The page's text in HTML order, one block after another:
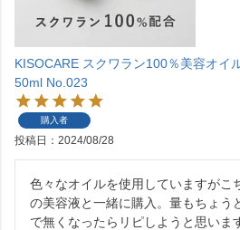
KISOCARE スクワラン100％美容オイ
50ml No.023
購入者
投稿日 2024/08/28
色々なオイルを使用していますがこ
の美容液と一緒に購入。量もちょう
で無くなったらリピしようと思いま